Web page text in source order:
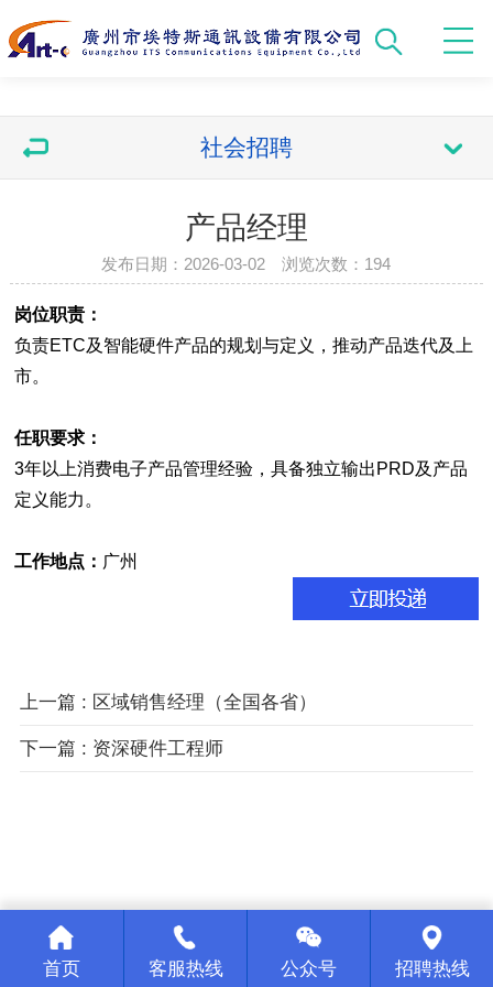
社会招聘
产品经理
发布日期：2026-03-02 浏览次数： 194
岗位职责：
负责ETC及智能硬件产品的规划与定义，推动产品迭代及上
市。
任职要求：
3年以上消费电子产品管理经验，具备独立输出PRD及产品
定义能力。
工作地点： 广州
上一篇 : 区域销售经理（全国各省）
下一篇 : 资深硬件工程师
首页 客服热线 公众号 招聘热线